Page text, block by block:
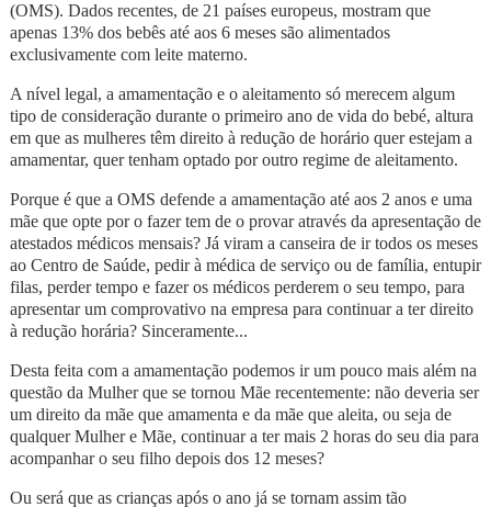
(OMS). Dados recentes, de 21 países europeus, mostram que
apenas 13% dos bebês até aos 6 meses são alimentados
exclusivamente com leite materno.
A nível legal, a amamentação e o aleitamento só merecem algum
tipo de consideração durante o primeiro ano de vida do bebé, altura
em que as mulheres têm direito à redução de horário quer estejam a
amamentar, quer tenham optado por outro regime de aleitamento.
Porque é que a OMS defende a amamentação até aos 2 anos e uma
mãe que opte por o fazer tem de o provar através da apresentação de
atestados médicos mensais? Já viram a canseira de ir todos os meses
ao Centro de Saúde, pedir à médica de serviço ou de família, entupir
filas, perder tempo e fazer os médicos perderem o seu tempo, para
apresentar um comprovativo na empresa para continuar a ter direito
à redução horária? Sinceramente...
Desta feita com a amamentação podemos ir um pouco mais além na
questão da Mulher que se tornou Mãe recentemente: não deveria ser
um direito da mãe que amamenta e da mãe que aleita, ou seja de
qualquer Mulher e Mãe, continuar a ter mais 2 horas do seu dia para
acompanhar o seu filho depois dos 12 meses?
Ou será que as crianças após o ano já se tornam assim tão